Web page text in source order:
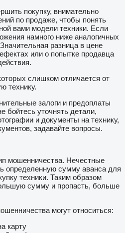
покупку, внимательно
по продаже, чтобы понять
вами модели техники. Если
намного ниже аналогичных
разница в цене
или о попытке продавца
слишком отличается от
технику.
залоги и предоплаты
бойтесь уточнять детали,
и документы на технику,
задавайте вопросы.
мошенничества. Нечестные
определенную сумму аванса для
техники. Таким образом
сумму и пропасть, больше
могут относиться:
карту